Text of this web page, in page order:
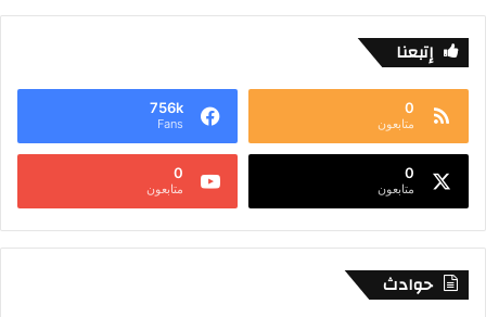
إتبعنا
0
متابعون
756k
Fans
0
متابعون
0
متابعون
حوادث